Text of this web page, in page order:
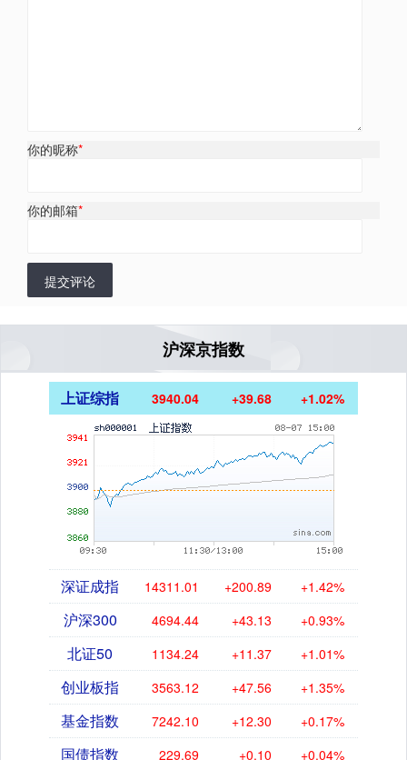
你的昵称*
你的邮箱*
提交评论
沪深京指数
上证综指 3940.04 +39.68 +1.02%
深证成指 14311.01 +200.89 +1.42%
沪深300 4694.44 +43.13 +0.93%
北证50 1134.24 +11.37 +1.01%
创业板指 3563.12 +47.56 +1.35%
基金指数 7242.10 +12.30 +0.17%
国债指数 229.69 +0.10 +0.04%